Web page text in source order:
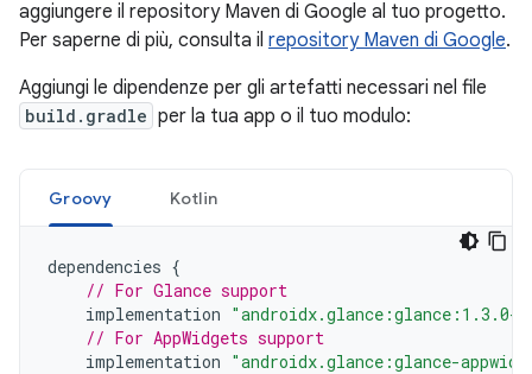
aggiungere il repository Maven di Google al tuo progetto.
Per saperne di più, consulta il repository Maven di Google.
Aggiungi le dipendenze per gli artefatti necessari nel file
build.gradle per la tua app o il tuo modulo:
Groovy Kotlin
dependencies {
// For Glance support
implementation "androidx.glance:glance:1.3.0-
// For AppWidgets support
implementation "androidx.glance:glance-